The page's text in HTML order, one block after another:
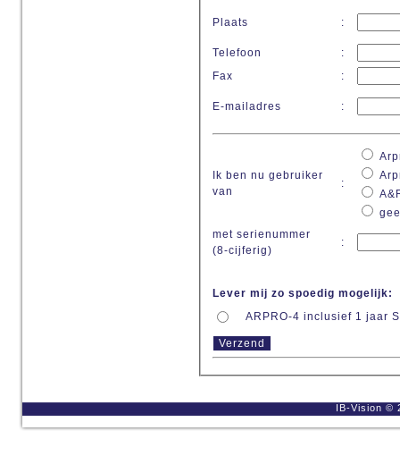
Plaats :
Telefoon
:
Fax
:
E-mailadres :
Ik ben nu gebruiker
van
:
met serienummer
(8-cijferig)
:
Lever mij zo spoedig mogelijk:
ARPRO-4 inclusief 1 jaar
IB-Vision ©